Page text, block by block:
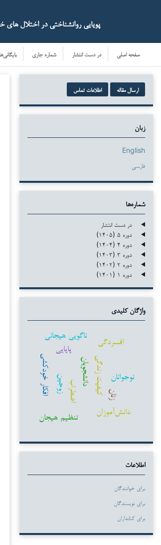
پویایی روانشناختی در اختلال های
صفحه اصلی در دست انتشار شماره جاری بایگانی‌ها
ارسال مقاله اطلاعات تماس
زبان
English
فارسی
شماره‌ها
در دست انتشار
دوره ۵ (۱۴۰۵)
دوره ۴ (۱۴۰۴)
دوره ۳ (۱۴۰۳)
دوره ۲ (۱۴۰۲)
دوره ۱ (۱۴۰۱)
واژگان کلیدی
اضطراب
دانشجویانکیفیت زندگی نوجوانان
افسردگی
دانش‌آموزان
زنان
تنظیم هیجان
ناگویی هیجانی
زوجین افکار خودکشی
پایایی
اطلاعات
برای خوانندگان
برای نویسندگان
برای کتابداران